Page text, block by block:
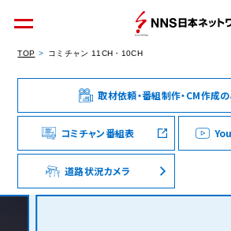
個人のお客様 集合
法人のお客様 料
TOP コミチャン 11CH・10CH
取材依頼・番組制作・CM作成
コミチャン番組表
道路状況カメラ